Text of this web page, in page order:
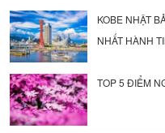
KOBE NHẬT
NHẤT HÀNH
TOP 5 ĐIỂM